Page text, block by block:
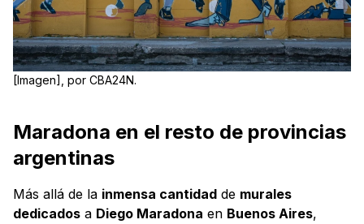
[Imagen], por CBA24N.
Maradona en el resto de provincias
argentinas
Más allá de la inmensa cantidad de murales
dedicados a Diego Maradona en Buenos Aires,